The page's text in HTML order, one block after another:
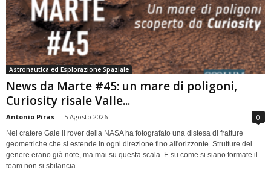
Astronautica ed Esplorazione Spaziale
News da Marte #45: un mare di poligoni,
Curiosity risale Valle...
Antonio Piras - 5 Agosto 2026 0
Nel cratere Gale il rover della NASA ha fotografato una distesa di fratture
geometriche che si estende in ogni direzione fino all'orizzonte. Strutture del
genere erano già note, ma mai su questa scala. E su come si siano formate il
team non si sbilancia.